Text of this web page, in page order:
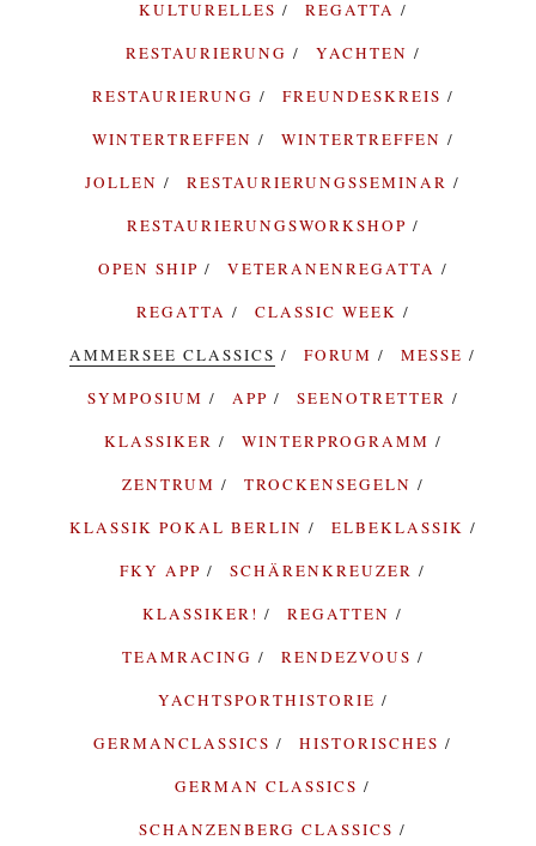
KULTURELLES
REGATTA
RESTAURIERUNG
YACHTEN
RESTAURIERUNG
FREUNDESKREIS
WINTERTREFFEN
WINTERTREFFEN
JOLLEN
RESTAURIERUNGSSEMINAR
RESTAURIERUNGSWORKSHOP
OPEN SHIP
VETERANENREGATTA
REGATTA
CLASSIC WEEK
AMMERSEE CLASSICS
FORUM
MESSE
SYMPOSIUM
APP
SEENOTRETTER
KLASSIKER
WINTERPROGRAMM
ZENTRUM
TROCKENSEGELN
KLASSIK POKAL BERLIN
ELBEKLASSIK
FKY APP
SCHÄRENKREUZER
KLASSIKER!
REGATTEN
TEAMRACING
RENDEZVOUS
YACHTSPORTHISTORIE
GERMANCLASSICS
HISTORISCHES
GERMAN CLASSICS
SCHANZENBERG CLASSICS